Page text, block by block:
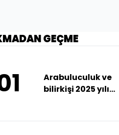
GEÇME
Arabuluculuk ve
bilirkişi 2025 yılı